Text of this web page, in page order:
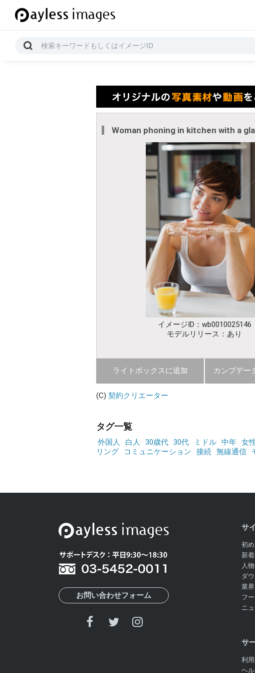
Woman phoning in kitchen with a
イメージID：wb0010025146
モデルリリース：あり
ライトボックスに追加 カンプデー
(C) 契約クリエーター
タグ一覧
外国人 白人 30歳代 30代 ミドル 中年 女
リング
コミュニケーション 接続 無線通信
お問い合わせフォーム
サ
初
新
人
ダ
業
フ
ニ
サ
利
ヘ